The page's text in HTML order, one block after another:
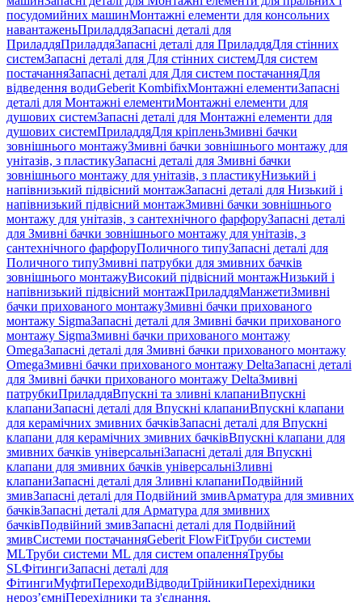
посудомийних машинМонтажні елементи для консольних
навантаженьПриладдяЗапасні деталі для
ПриладдяПриладдяЗапасні деталі для ПриладдяДля стінних
системЗапасні деталі для Для стінних системДля систем
постачанняЗапасні деталі для Для систем постачанняДля
відведення водиGeberit KombifixМонтажні елементиЗапасні
деталі для Монтажні елементиМонтажні елементи для
душових системЗапасні деталі для Монтажні елементи для
душових системПриладдяДля кріпленьЗмивні бачки
зовнішнього монтажуЗмивні бачки зовнішнього монтажу для
унітазів, з пластикуЗапасні деталі для Змивні бачки
зовнішнього монтажу для унітазів, з пластикуНизький і
напівнизький підвісний монтажЗапасні деталі для Низький і
напівнизький підвісний монтажЗмивні бачки зовнішнього
монтажу для унітазів, з сантехнічного фарфоруЗапасні деталі
для Змивні бачки зовнішнього монтажу для унітазів, з
сантехнічного фарфоруПоличного типуЗапасні деталі для
Поличного типуЗмивні патрубки для змивних бачків
зовнішнього монтажуВисокий підвісний монтажНизький і
напівнизький підвісний монтажПриладдяМанжетиЗмивні
бачки прихованого монтажуЗмивні бачки прихованого
монтажу SigmaЗапасні деталі для Змивні бачки прихованого
монтажу SigmaЗмивні бачки прихованого монтажу
OmegaЗапасні деталі для Змивні бачки прихованого монтажу
OmegaЗмивні бачки прихованого монтажу DeltaЗапасні деталі
для Змивні бачки прихованого монтажу DeltaЗмивні
патрубкиПриладдяВпускні та зливні клапаниВпускні
клапаниЗапасні деталі для Впускні клапаниВпускні клапани
для керамічних змивних бачківЗапасні деталі для Впускні
клапани для керамічних змивних бачківВпускні клапани для
змивних бачків універсальніЗапасні деталі для Впускні
клапани для змивних бачків універсальніЗливні
клапаниЗапасні деталі для Зливні клапаниПодвійний
змивЗапасні деталі для Подвійний змивАрматура для змивних
бачкiвЗапасні деталі для Арматура для змивних
бачкiвПодвійний змивЗапасні деталі для Подвійний
змивСистеми постачанняGeberit FlowFitТруби системи
MLТруби системи ML для систем опаленняТрубы
SLФітингиЗапасні деталі для
ФітингиМуфтиПереходиВідводиТрійникиПерехідники
нероз’ємніПерехідники та з'єднання,